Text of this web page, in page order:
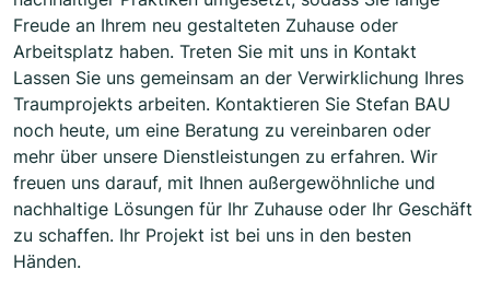
Freude an Ihrem neu gestalteten Zuhause oder
Arbeitsplatz haben. Treten Sie mit uns in Kontakt
Lassen Sie uns gemeinsam an der Verwirklichung Ihres
Traumprojekts arbeiten. Kontaktieren Sie Stefan BAU
noch heute, um eine Beratung zu vereinbaren oder
mehr über unsere Dienstleistungen zu erfahren. Wir
freuen uns darauf, mit Ihnen außergewöhnliche und
nachhaltige Lösungen für Ihr Zuhause oder Ihr Geschäft
zu schaffen. Ihr Projekt ist bei uns in den besten
Händen.